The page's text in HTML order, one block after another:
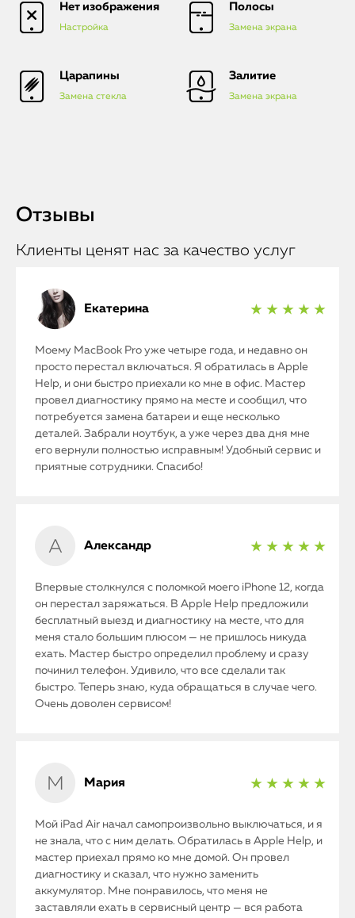
Нет изображения
Настройка
Полосы
Замена экрана
Царапины
Замена стекла
Залитие
Замена экрана
Отзывы
Клиенты ценят нас за качество услуг
Екатерина ★ ★ ★ ★ ★
Моему MacBook Pro уже четыре года, и недавно он
просто перестал включаться. Я обратилась в Apple
Help, и они быстро приехали ко мне в офис. Мастер
провел диагностику прямо на месте и сообщил, что
потребуется замена батареи и еще несколько
деталей. Забрали ноутбук, а уже через два дня мне
его вернули полностью исправным! Удобный сервис и
приятные сотрудники. Спасибо!
Александр ★ ★ ★ ★ ★
Впервые столкнулся с поломкой моего iPhone 12, когда
он перестал заряжаться. В Apple Help предложили
бесплатный выезд и диагностику на месте, что для
меня стало большим плюсом — не пришлось никуда
ехать. Мастер быстро определил проблему и сразу
починил телефон. Удивило, что все сделали так
быстро. Теперь знаю, куда обращаться в случае чего.
Очень доволен сервисом!
Мария ★ ★ ★ ★ ★
Мой iPad Air начал самопроизвольно выключаться, и я
не знала, что с ним делать. Обратилась в Apple Help, и
мастер приехал прямо ко мне домой. Он провел
диагностику и сказал, что нужно заменить
аккумулятор. Мне понравилось, что меня не
заставляли ехать в сервисный центр — вся работа